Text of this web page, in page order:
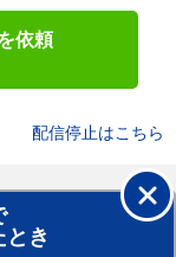
依頼
配信停止はこちら
き